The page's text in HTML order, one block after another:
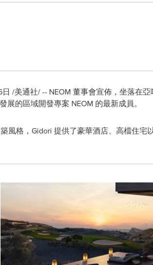
/美通社/ -- NEOM 董事會宣佈，坐落在
的區域開發專案 NEOM 的最新成員。
風格，Gidori 提供了豪華酒店、高檔住